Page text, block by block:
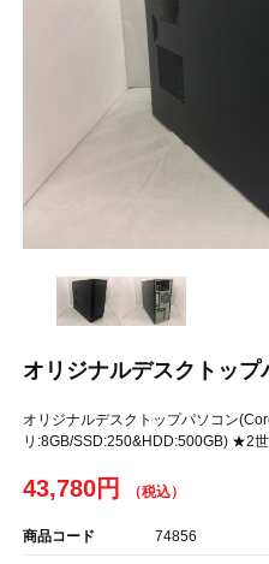
オリジナルデスクトップ
オリジナルデスクトップパソコン
リ:8GB/SSD:250&HDD:500GB) ★2
43,780円
商品コード 74856